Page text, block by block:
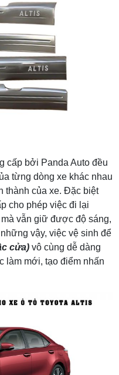
cấp bởi Panda Auto đều
từng dòng xe khác nhau
thành của xe. Đặc biệt
cho phép việc đi lại
vẫn giữ được độ sáng,
vậy, việc vệ sinh để
cửa) vô cùng dễ dàng
làm mới, tạo điểm nhấn